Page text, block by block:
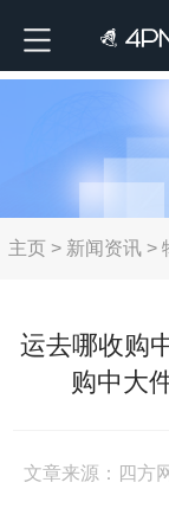
主页> 新闻资讯>
运去哪收购
购中大
文章来源：四